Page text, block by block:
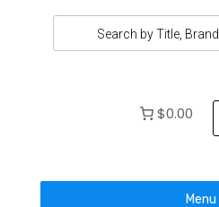
$0.00
Menu